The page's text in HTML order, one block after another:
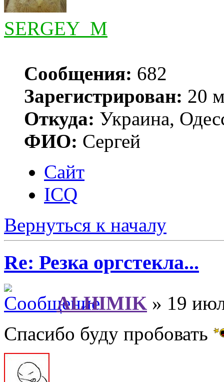
SERGEY_M
Сообщения: 682
Зарегистрирован: 20
Откуда: Украина,
ФИО: Сергей
Сайт
ICQ
Вернуться к началу
Re: Резка оргстекла...
ALHIMIK » 19
Спасибо буду пробовать